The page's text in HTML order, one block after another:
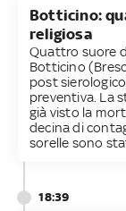
Botticino:
religiosa
Quattro suore
Botticino
post
preventiva. La
già visto la
decina di
sorelle sono
18:39